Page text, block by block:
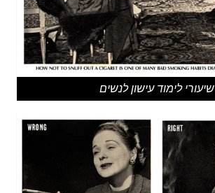
שיעורי לימוד עישון לנשים